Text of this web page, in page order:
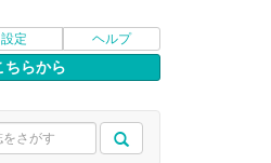
設定 ヘルプ
ちらから